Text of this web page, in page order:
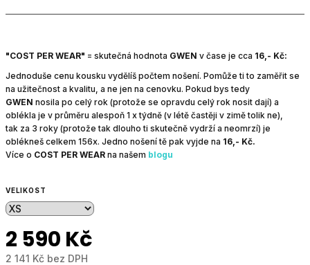
"COST PER WEAR" = skutečná hodnota GWEN v čase je cca 16,- Kč:
Jednoduše cenu kousku vydělíš počtem nošení. Pomůže ti to zaměřit se
na užitečnost a kvalitu, a ne jen na cenovku. Pokud bys tedy
GWEN nosila po celý rok (protože se opravdu celý rok nosit dají) a
oblékla je v průměru alespoň 1 x týdně (v létě častěji v zimě tolik ne),
tak za 3 roky (protože tak dlouho ti skutečně vydrží a neomrzí) je
oblékneš celkem 156x. Jedno nošení tě pak vyjde na 16,- Kč.
Více o COST PER WEAR na našem blogu
VELIKOST
2 590 Kč
2 141 Kč bez DPH